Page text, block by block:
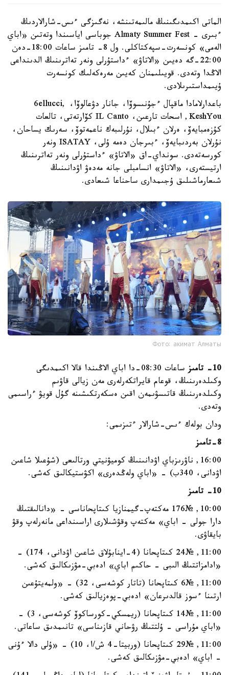
الماتى اكىمدىگىنىڭ مالىمەتىنشە، نەگىزگى ءىس-شارالاردىڭ
ءبىرى - Almaty Summer Fest جوباسى اياسىندا وتەتىن «اباي
الەمى» كونسەرت-سپەكتاكلى. ول 8- تامىز ساعات 18:00-دەن
22:00-گە دەيىن «الاتاۋ» ءداستۇرلى ونەر تەاترىنىڭ الدىنداعى
الاڭدا وتەدى. قويىلىمنان كەيىن مەرەكەلىك كونسەرت
ۇيىمداستىرىلادى.
باعدارلامادا ماقپال ءجۇنىسوۆا، جانار دۋعالوۆا، 6ellucci,
KeshYou, اسحات تارعىن، IL Canto كۆارتەتى، تالعات
كۇزەمبايەۆ، ەرلان ءبىلال، نۇرلىبەك ناعمەتوۆ، سەرىك يساحان،
نۇرلان بەردىبايەۆ، ءبىرجان دەمە ۇلى، ISATAY ونەر
كورسەتەدى. سونداي-اق «الاتاۋ» ءداستۇرلى ونەر تەاترىنىڭ
ارتيستەرى، «الاتاۋ» انسامبلى جانە مەدەۋ اۋدانىنىڭ
شىعارماشىلىق ۇجىمدارى ساحناعا شىعادى.
Фото: акимат Алматы
10- تامىز
ساعات 08:30-دا اباي الاڭىندا قالا اكىمدىگى
وكىلدەرىنىڭ، قوعام قايراتكەرلەرى مەن زيالى قاۋىم
وكىلدەرىنىڭ قاتىسۋىمەن اقىن ەسكەرتكىشىنە گۇل قويۋ ءراسىمى
وتەدى.
ودان بولەك ءىس-شارالار ءتىزىمى:
8-تامىز
16:00, ناۋرىزباي اۋدانىنىڭ كوميۋنيتي ورتالىعى (شۇعىلا شاعىن
اۋدانى، 340ب) - «اباي ولەڭدەرى» اكۋستيكالىق كەشى.
10- تامىز
10:00, №176 مەكتەپ-گيمنازيا كىتاپحاناسى - «دانالىقتىڭ
دارا جولى - اباي» مەكتەپ وقۋشىلارى اراسىنداعى مانەرلەپ وقۋ
بايقاۋى.
11:00, №24 كىتاپحانا (4-اينابۇلاق شاعىن اۋدانى، 174) -
«ادامزاتتىڭ الىبى - حاكىم اباي» ادەبي-مۋزىكالىق كەشى.
11:00, №6 كىتاپحانا (تاتار كوشەسى، 32) - «ولمەيتۇعىن
ارتىنا ءسوز قالدىرعان» ادەبي-پوەزيالىق كەشى.
11:00, №14 كىتاپحانا (ريمسكي-كورساكوۆ كوشەسى، 3) -
«اباي مۇراسى - ۇلتتىڭ رۋحاني قازىناسى» تانىمدىق ساعاتى.
11:00, №29 كىتاپحانا (وربيتا-4 ش/ا، 10) - «ۇلى دالا ءۇنى
- اباي» ادەبي-مۋزىكالىق كەشى.